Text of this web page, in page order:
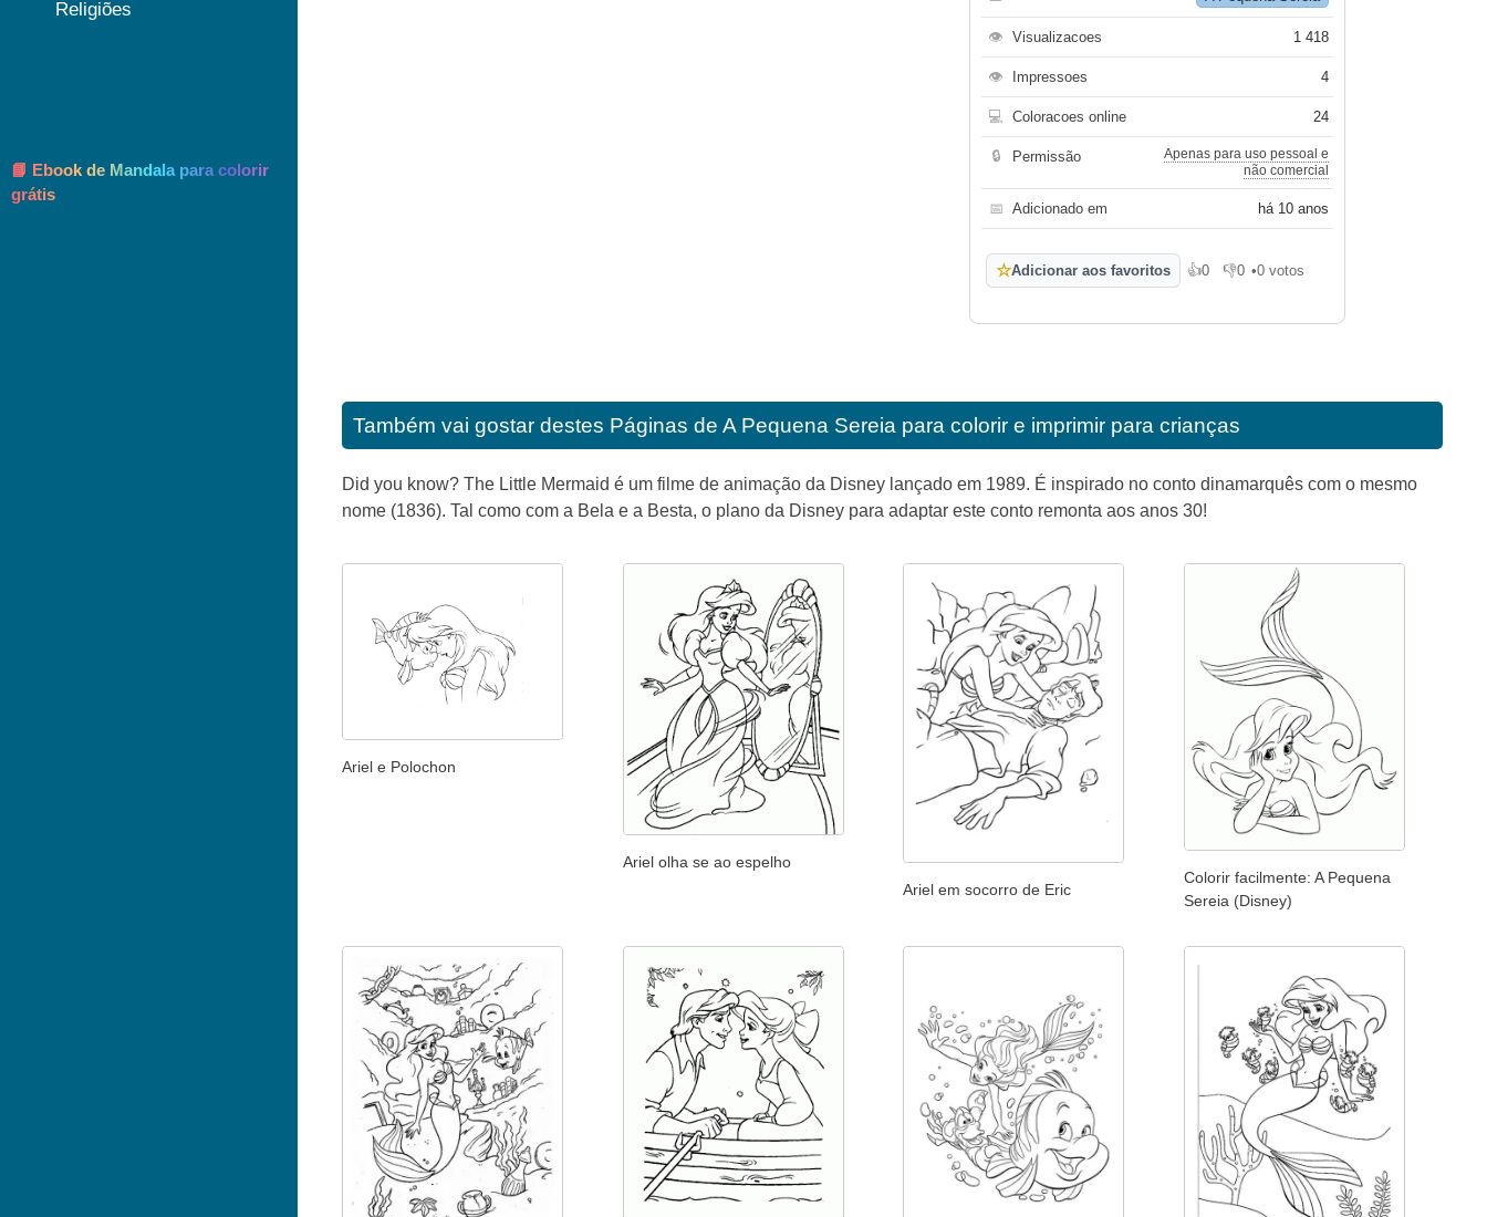
👁 Visualizacoes 1 418
👁 Impressoes 4
💻 Coloracoes online 24
🔒 Permissão
Apenas para uso pessoal e
não comercial
📅 Adicionado em há 10 anos
☆Adicionar aos favoritos 👍0
Gosto 👎0
Não gosto
•0 votos
Também vai gostar destes Páginas de A Pequena Sereia para colorir e imprimir para crianças
Did you know? The Little Mermaid é um filme de animação da Disney lançado em 1989. É inspirado no conto dinamarquês com o mesmo
nome (1836). Tal como com a Bela e a Besta, o plano da Disney para adaptar este conto remonta aos anos 30!
Ariel e Polochon
Ariel olha se ao espelho
Ariel em socorro de Eric
Colorir facilmente: A Pequena
Sereia (Disney)
Religiões
📘 Ebook de Mandala para colorir
grátis